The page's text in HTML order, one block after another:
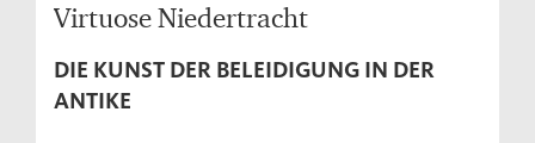
Virtuose Niedertracht
DIE KUNST DER BELEIDIGUNG IN DER
ANTIKE